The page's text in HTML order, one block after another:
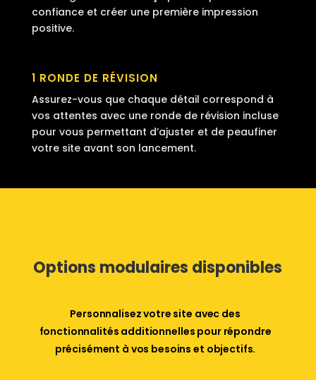
confiance et créer une première impression
positive.
1 RONDE DE RÉVISION
Assurez-vous que chaque détail correspond à
vos attentes avec une ronde de révision incluse
pour vous permettant d’ajuster et de peaufiner
votre site avant son lancement.
Options modulaires disponibles
Personnalisez votre site avec des
fonctionnalités additionnelles pour répondre
précisément à vos besoins et objectifs.